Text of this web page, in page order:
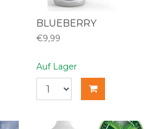
BLUEBERRY
€9,99
Auf Lager